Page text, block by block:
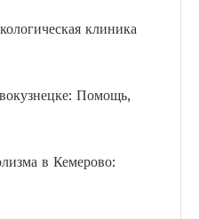
клиника
Помощь,
в Кемерово: